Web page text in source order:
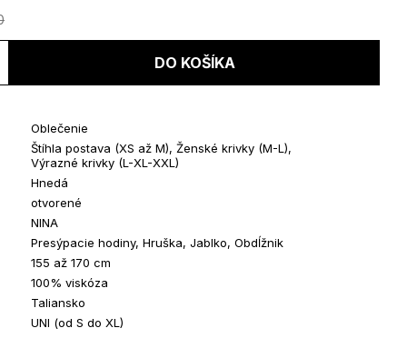
cena:
DO KOŠÍKA
Oblečenie
Štíhla postava (XS až M), Ženské krivky (M-L),
Výrazné krivky (L-XL-XXL)
Hnedá
otvorené
NINA
Presýpacie hodiny, Hruška, Jablko, Obdĺžnik
155 až 170 cm
100% viskóza
Taliansko
UNI (od S do XL)